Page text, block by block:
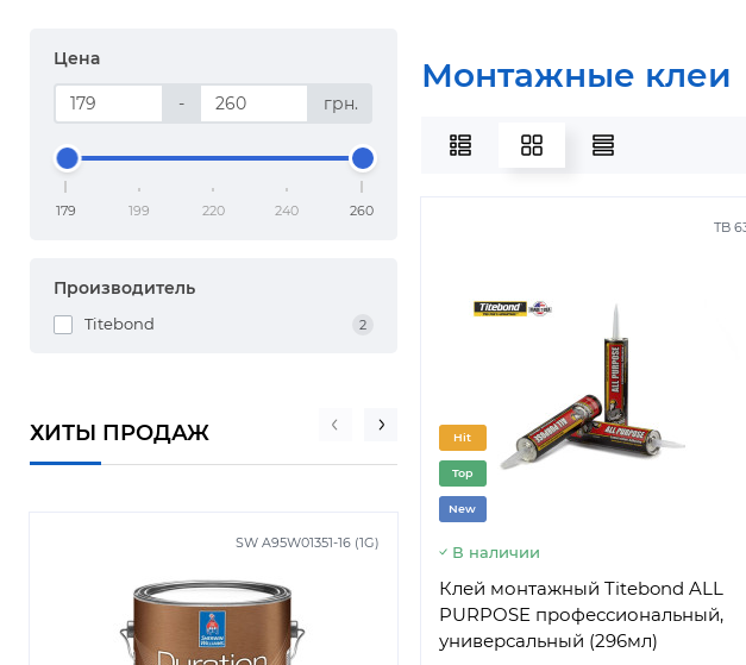
Цена
- грн.
179 199 220 240 260
Производитель
Titebond 2
ХИТЫ ПРОДАЖ
SW A95W01351-16 (1G)
Монтажные клеи
TB
Hit
Top
New
В наличии
Клей монтажный Titebond ALL
PURPOSE профессиональный,
универсальный (296мл)